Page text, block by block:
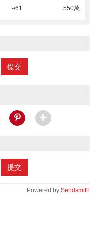
-/61 550萬
提交
提交
Powered by Sendsmith